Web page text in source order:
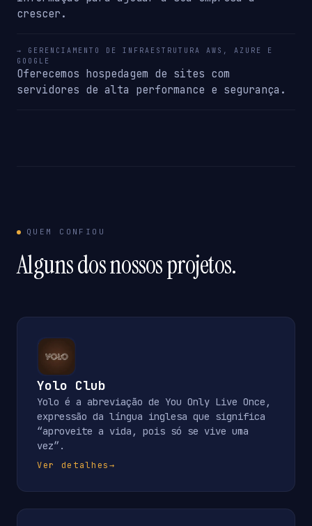
crescer.
→ GERENCIAMENTO DE INFRAESTRUTURA AWS, AZURE E
GOOGLE
Oferecemos hospedagem de sites com
servidores de alta performance e segurança.
QUEM CONFIOU
Alguns dos nossos projetos.
Yolo Club
Yolo é a abreviação de You Only Live Once,
expressão da língua inglesa que significa
“aproveite a vida, pois só se vive uma
vez”.
Ver detalhes→